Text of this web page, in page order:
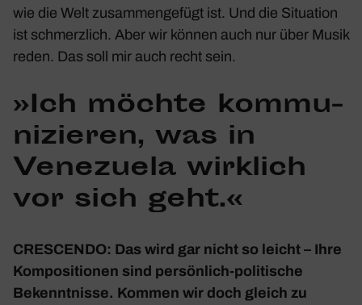
wie die Welt zusam­men­ge­fügt ist. Und die Situa­tion
ist schmerz­lich. Aber wir können auch nur über Musik
reden. Das soll mir auch recht sein.
»Ich möchte kommu­
ni­zieren, was in
Vene­zuela wirk­lich
vor sich geht.«
CRESCENDO: Das wird gar nicht so leicht – Ihre
Kompo­si­tionen sind persön­lich-poli­ti­sche
Bekennt­nisse. Kommen wir doch gleich zu